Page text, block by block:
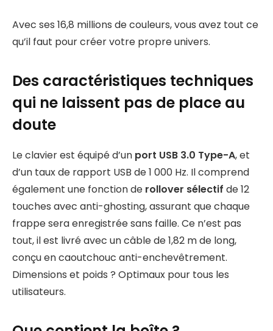
Avec ses 16,8 millions de couleurs, vous avez tout ce
qu’il faut pour créer votre propre univers.
Des caractéristiques techniques
qui ne laissent pas de place au
doute
Le clavier est équipé d’un port USB 3.0 Type-A, et
d’un taux de rapport USB de 1 000 Hz. Il comprend
également une fonction de rollover sélectif de 12
touches avec anti-ghosting, assurant que chaque
frappe sera enregistrée sans faille. Ce n’est pas
tout, il est livré avec un câble de 1,82 m de long,
conçu en caoutchouc anti-enchevêtrement.
Dimensions et poids ? Optimaux pour tous les
utilisateurs.